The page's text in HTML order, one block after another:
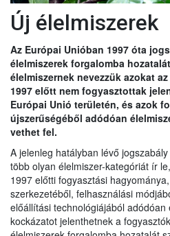
Új élelmiszerek
Az Európai Unióban 1997 óta
élelmiszerek forgalomba
élelmiszernek nevezzük azokat
1997 előtt nem fogyasztottak
Európai Unió területén, és azok
újszerűségéből adódóan
vethet fel.
A jelenleg hatályban lévő
több olyan élelmiszer-kategóriát ír
1997 előtti fogyasztási
szerkezetéből, felhasználási
előállítási technológiájából adódóan
kockázatot jelenthetnek a